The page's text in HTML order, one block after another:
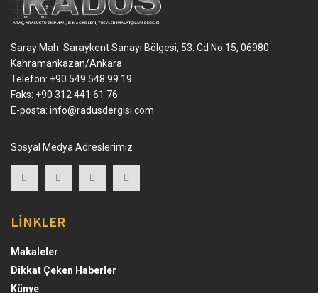
Saray Mah. Saraykent Sanayi Bölgesi, 53. Cd No:15, 06980
Kahramankazan/Ankara
Telefon: +90 549 548 99 19
Faks: +90 312 441 61 76
E-posta: info@radusdergisi.com
Sosyal Medya Adreslerimiz
LİNKLER
Makaleler
Dikkat Çeken Haberler
Künye